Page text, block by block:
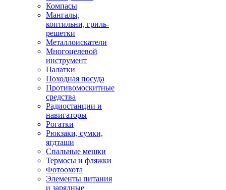
Компасы
Мангалы,
коптильни, гриль-
решетки
Металлоискатели
Многоцелевой
инструмент
Палатки
Походная посуда
Противомоскитные
средства
Радиостанции и
навигаторы
Рогатки
Рюкзаки, сумки,
ягдташи
Спальные мешки
Термосы и фляжки
Фотоохота
Элементы питания
и зарядные